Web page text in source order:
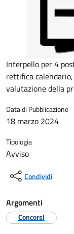
Interpello per 4
rettifica
valutazione della
Data di Pubblicazione
18 marzo 2024
Tipologia
Avviso
Condividi
Argomenti
Concorsi